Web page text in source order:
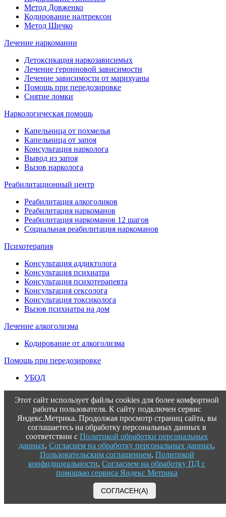
Метод Довженко
Кодирование налтрексон
Метод Шичко
Лечение наркомании
Детоксикация наркозависимых
Лечение героиновой зависимости
Лечение зависимости от марихуаны
Помощь при передозировке
Снятие ломки
Наркологическая помощь
Капельница от похмелья
Капельница от запоя
Консультация нарколога
Вывод из запоя
Вызов нарколога
Реабилитационный центр
Реабилитация алкоголиков
Реабилитация наркоманов
Реабилитация наркоманов 12 шагов
Социальная реабилитация наркоманов
Психотерапия
Консультация аддиктолога
Консультация психиатра
Консультация психотерапевта
Консультация сексолога
Консультация токсиколога
Вызов психиатра на дом
Лечение алкоголизма
Кодирование от алкоголизма
Помощь при передозировке
УБОД
Этот сайт использует файлы cookies для более комфортной
работы пользователя. К сайту подключен сервис
Яндекс.Метрика. Продолжая просмотр страниц сайта, вы
соглашаетесь на обработку персональных данных в
соответствии с Политикой обработки персональных
данных, Согласием на обработку персональных данных,
Пользовательским соглашением, Политикой
конфидицеальности, Согласием на обработку ПД с
помощью сервиса Яндекс Метрика
СОГЛАСЕН(А)